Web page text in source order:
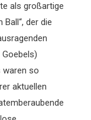
als großartige
der die
waren so
aktuellen